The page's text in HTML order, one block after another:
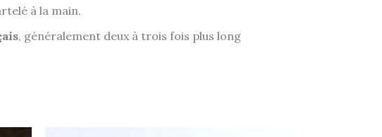
à la main.
, généralement deux à trois fois plus long